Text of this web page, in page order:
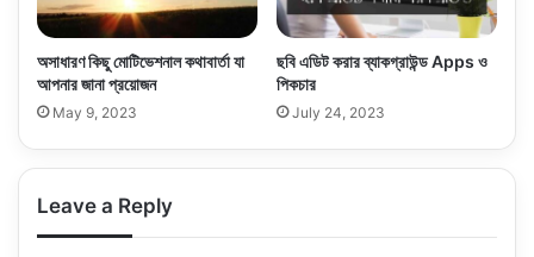
অসাধারণ কিছু মোটিভেশনাল কথাবার্তা যা
আপনার জানা প্রয়োজন
May 9, 2023
ছবি এডিট করার ব্যাকগ্রাউন্ড Apps ও
পিকচার
July 24, 2023
Leave a Reply